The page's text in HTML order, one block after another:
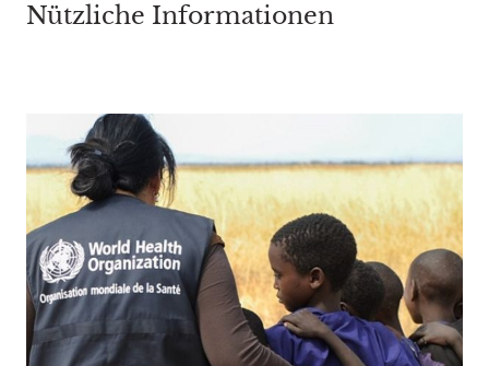
Nützliche Informationen